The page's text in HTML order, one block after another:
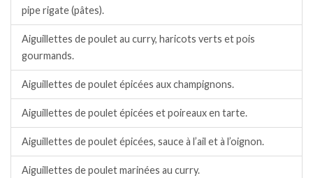
pipe rigate (pâtes).
Aiguillettes de poulet au curry, haricots verts et pois
gourmands.
Aiguillettes de poulet épicées aux champignons.
Aiguillettes de poulet épicées et poireaux en tarte.
Aiguillettes de poulet épicées, sauce à l’ail et à l’oignon.
Aiguillettes de poulet marinées au curry.